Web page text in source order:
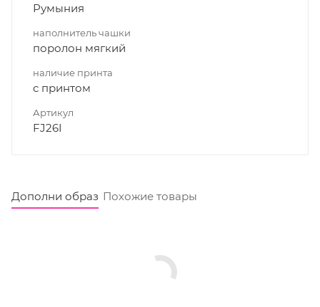
Румыния
наполнитель чашки
поролон мягкий
наличие принта
с принтом
Артикул
FJ26I
Дополни образ Похожие товары